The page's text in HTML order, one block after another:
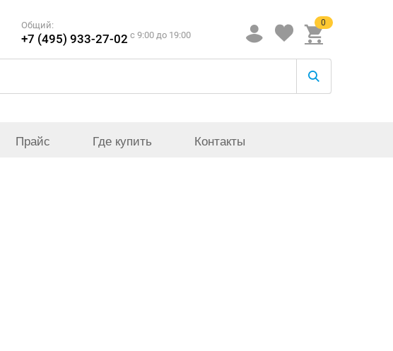
Общий:
+7 (495) 933-27-02 c 9:00 до 19:00
0
Прайс Где купить Контакты